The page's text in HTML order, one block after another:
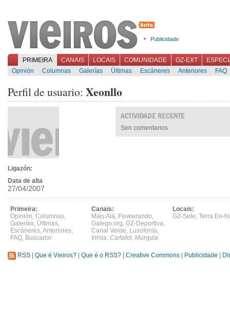
Publicidade
PRIMEIRA CANAIS LOCAIS COMUNIDADE GZ-EXT
Opinión
Columnas Galerías Últimas Escáneres Anteriores FAQ
Perfil de usuario: Xeonllo
Ligazón:
Data de alta
27/04/2007
Sen comentarios
Primeira:
Opinión, Columnas,
Galerías, Últimas,
Escáneres,Anteriores,
FAQ, Buscador
Canais:
Máis Alá, Fwwwrando,
Galego.org, GZ-Deportiva,
Canal Verde, Lusofonía,
Irimia, Cartafol , Murguía
Locais:
GZ-Sete, Terra Eo-
RSS Que é Vieiros? Que é o RSS? Creative Commons Publicidade